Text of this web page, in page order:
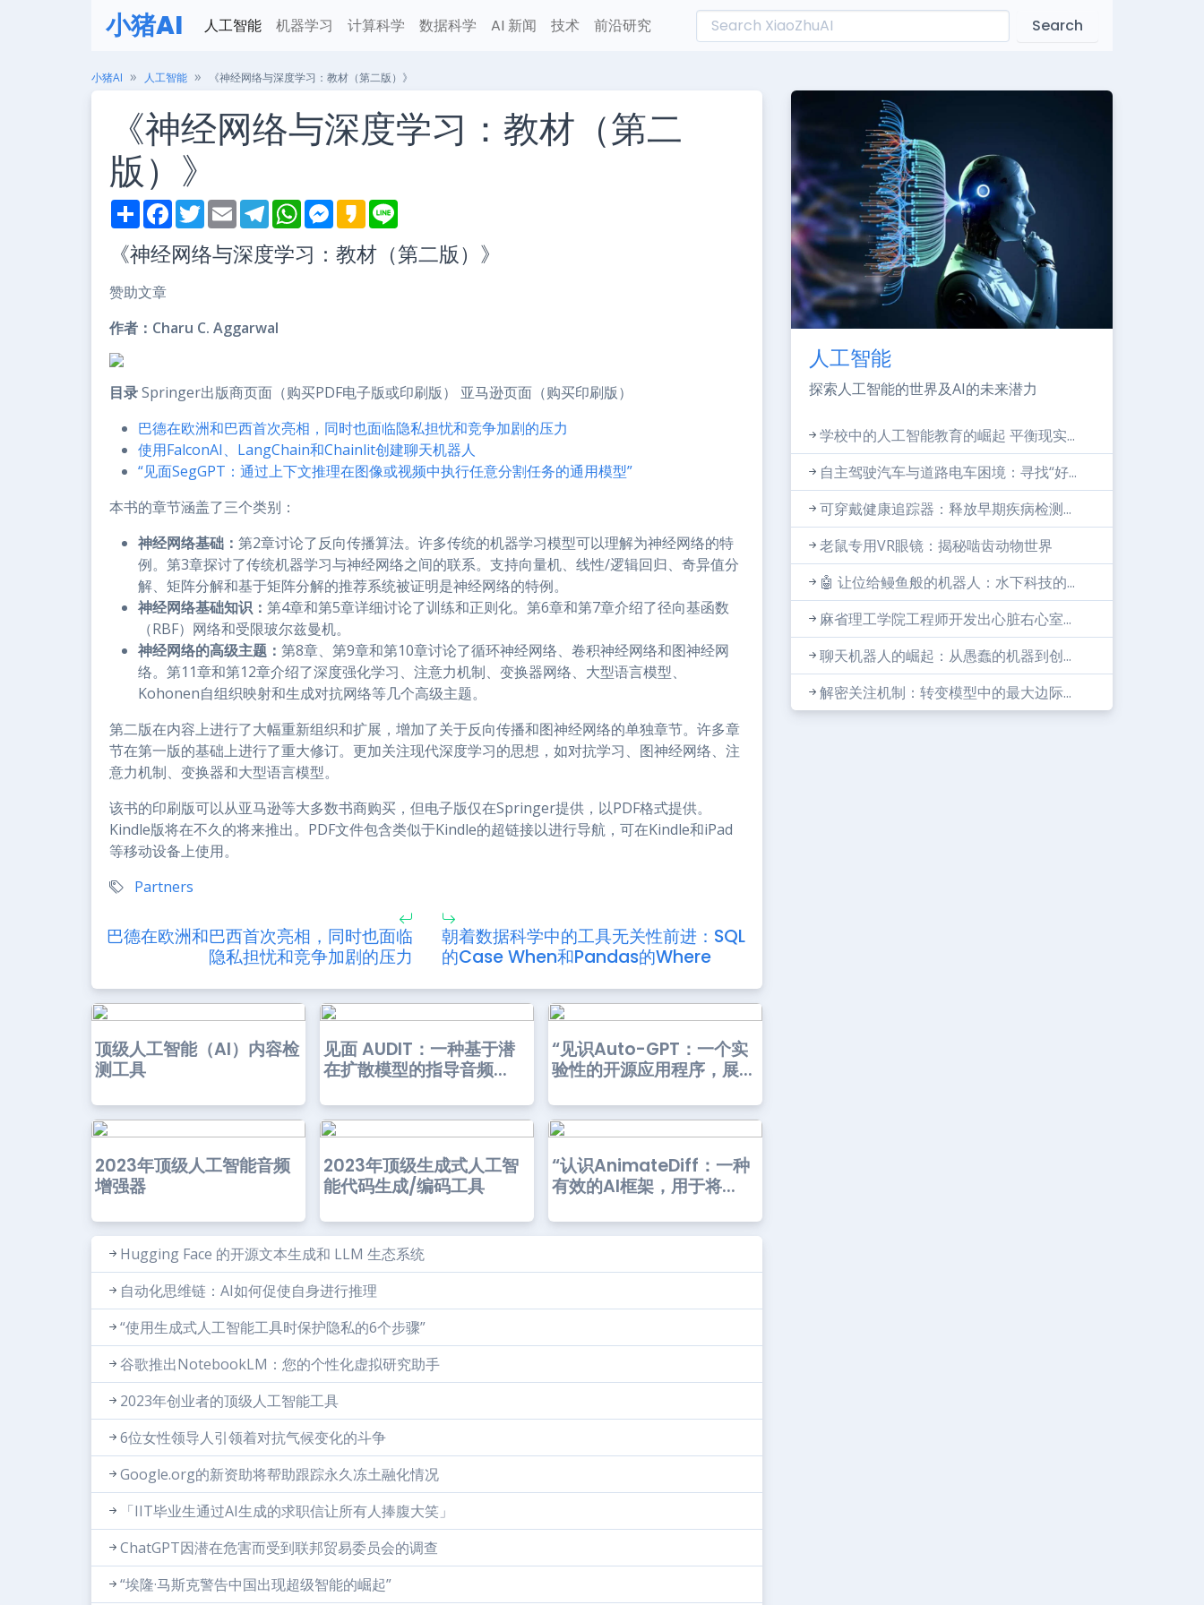
小猪AI 人工智能 机器学习 计算科学 数据科学 AI 新闻 技术 前沿研究 Search
小猪AI 人工智能 《神经网络与深度学习：教材（第二版）》
《神经网络与深度学习：教材（第二
版）》
S
h
r
e
F
a
e
b
T
w
t
t
E
m
i
l
T
e
e
g
W
h
t
s
M
e
s
e
K
a
a
o
e
《神经网络与深度学习：教材（第二版）》
赞助文章
作者：Charu C. Aggarwal
目录Springer出版商页面（购买PDF电子版或印刷版） 亚马逊页面（购买印刷版）
巴德在欧洲和巴西首次亮相，同时也面临隐私担忧和竞争加剧的压力
使用FalconAI、LangChain和Chainlit创建聊天机器人
“见面SegGPT：通过上下文推理在图像或视频中执行任意分割任务的通用模型”
本书的章节涵盖了三个类别：
神经网络基础： 第2章讨论了反向传播算法。许多传统的机器学习模型可以理解为神经网络的特
例。第3章探讨了传统机器学习与神经网络之间的联系。支持向量机、线性/逻辑回归、奇异值分
解、矩阵分解和基于矩阵分解的推荐系统被证明是神经网络的特例。
神经网络基础知识： 第4章和第5章详细讨论了训练和正则化。第6章和第7章介绍了径向基函数
（RBF）网络和受限玻尔兹曼机。
神经网络的高级主题： 第8章、第9章和第10章讨论了循环神经网络、卷积神经网络和图神经网
络。第11章和第12章介绍了深度强化学习、注意力机制、变换器网络、大型语言模型、
Kohonen自组织映射和生成对抗网络等几个高级主题。
第二版在内容上进行了大幅重新组织和扩展，增加了关于反向传播和图神经网络的单独章节。许多章
节在第一版的基础上进行了重大修订。更加关注现代深度学习的思想，如对抗学习、图神经网络、注
意力机制、变换器和大型语言模型。
该书的印刷版可以从亚马逊等大多数书商购买，但电子版仅在Springer提供，以PDF格式提供。
Kindle版将在不久的将来推出。PDF文件包含类似于Kindle的超链接以进行导航，可在Kindle和iPad
等移动设备上使用。
Partners
巴德在欧洲和巴西首次亮相，同时也面临
隐私担忧和竞争加剧的压力
朝着数据科学中的工具无关性前进：SQL
的Case When和Pandas的Where
顶级人工智能（AI）内容检
测工具
见面 AUDIT：一种基于潜
在扩散模型的指导音频...
“见识Auto-GPT：一个实
验性的开源应用程序，展...
2023年顶级人工智能音频
增强器
2023年顶级生成式人工智
能代码生成/编码工具
“认识AnimateDiff：一种
有效的AI框架，用于将...
Hugging Face 的开源文本生成和 LLM 生态系统
自动化思维链：AI如何促使自身进行推理
“使用生成式人工智能工具时保护隐私的6个步骤”
谷歌推出NotebookLM：您的个性化虚拟研究助手
2023年创业者的顶级人工智能工具
6位女性领导人引领着对抗气候变化的斗争
Google.org的新资助将帮助跟踪永久冻土融化情况
「IIT毕业生通过AI生成的求职信让所有人捧腹大笑」
ChatGPT因潜在危害而受到联邦贸易委员会的调查
“埃隆·马斯克警告中国出现超级智能的崛起”
人工智能
探索人工智能的世界及AI的未来潜力
学校中的人工智能教育的崛起 平衡现实...
自主驾驶汽车与道路电车困境：寻找“好...
可穿戴健康追踪器：释放早期疾病检测...
老鼠专用VR眼镜：揭秘啮齿动物世界
🤖 让位给鳗鱼般的机器人：水下科技的...
麻省理工学院工程师开发出心脏右心室...
聊天机器人的崛起：从愚蠢的机器到创...
解密关注机制：转变模型中的最大边际...